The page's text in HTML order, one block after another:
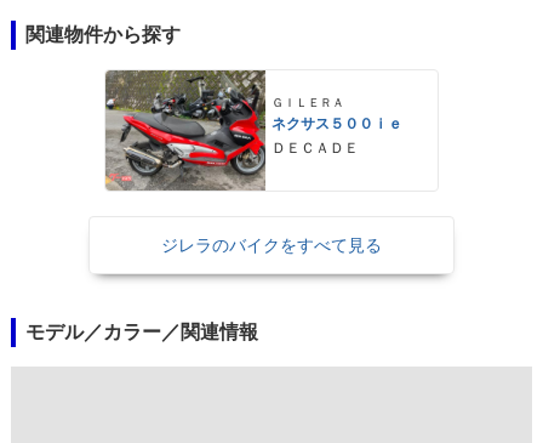
関連物件から探す
ＧＩＬＥＲＡ
ネクサス５００ｉｅ
ＤＥＣＡＤＥ
ジレラのバイクをすべて見る
モデル／カラー／関連情報